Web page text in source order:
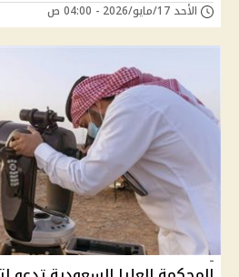
الأحد 17/مايو/2026 - 04:00 ص